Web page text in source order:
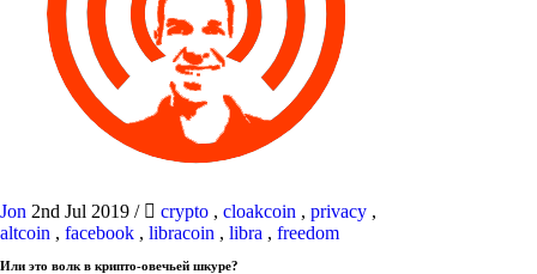
Jon 2nd Jul 2019 / crypto , cloakcoin , privacy ,
altcoin , facebook , libracoin , libra , freedom
Или это волк в крипто-овечьей шкуре?